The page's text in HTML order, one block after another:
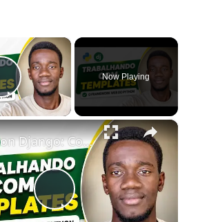
×
Play Video
Now Playing
×
Play
Python Django: Como Trabalhar com Templates no Django?